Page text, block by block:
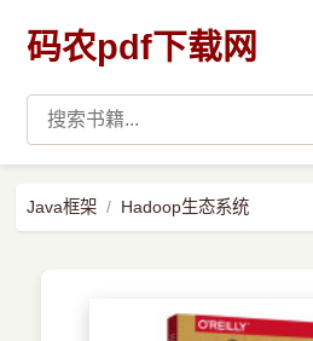
码农pdf下载网
Java框架 Hadoop生态系统